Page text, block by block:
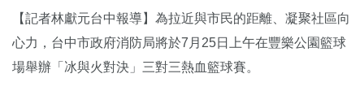
【記者林獻元台中報導】為拉近與市民的距離、凝聚社區向
心力，台中市政府消防局將於7月25日上午在豐樂公園籃球
場舉辦「冰與火對決」三對三熱血籃球賽。